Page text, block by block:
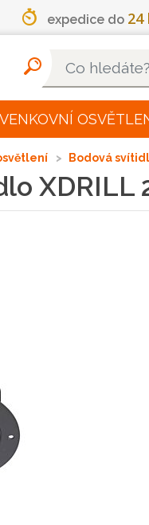
expedice do 24
VENKOVNÍ
Bodová
XDRILL